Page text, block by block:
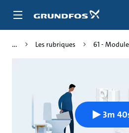
Les rubriques 61 -
3m